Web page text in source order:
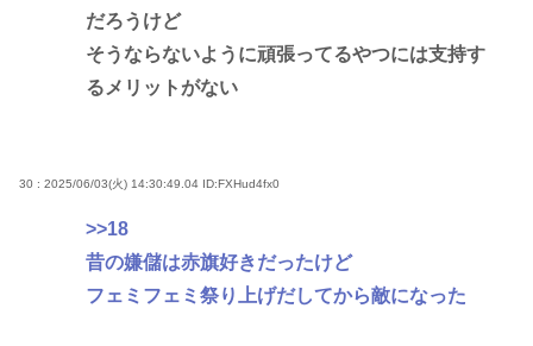
だろうけど
そうならないように頑張ってるやつには支持す
るメリットがない
30 : 2025/06/03(火) 14:30:49.04 ID:FXHud4fx0
>>18
昔の嫌儲は赤旗好きだったけど
フェミフェミ祭り上げだしてから敵になった